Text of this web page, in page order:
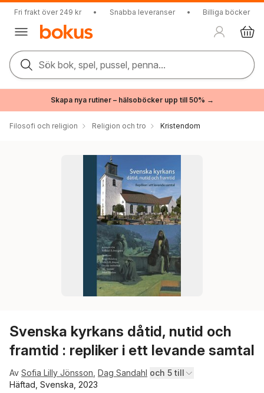
Fri frakt över 249 kr • Snabba leveranser • Billiga böcker
Sök bok, spel, pussel, penna...
Skapa nya rutiner – hälsoböcker upp till 50% →
Filosofi och religion Religion och tro Kristendom
Svenska kyrkans dåtid, nutid och
framtid : repliker i ett levande samtal
Av Sofia Lilly Jönsson Dag Sandahl och 5 till
Häftad, Svenska, 2023